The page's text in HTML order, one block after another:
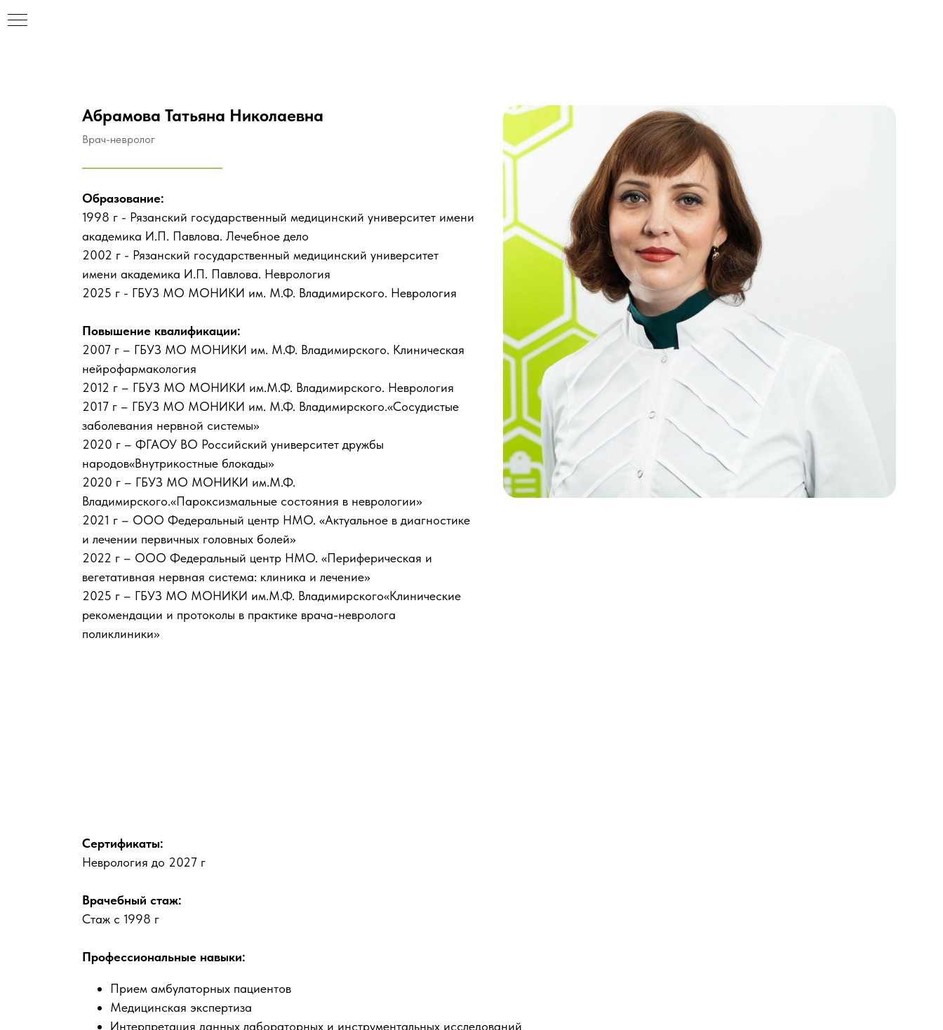
Абрамова Татьяна Николаевна
Врач-невролог
Образование:
1998 г - Рязанский государственный медицинский университет имени
академика И.П. Павлова. Лечебное дело
2002 г - Рязанский государственный медицинский университет
имени академика И.П. Павлова. Неврология
2025 г - ГБУЗ МО МОНИКИ им. М.Ф. Владимирского. Неврология
Повышение квалификации:
2007 г – ГБУЗ МО МОНИКИ им. М.Ф. Владимирского. Клиническая
нейрофармакология
2012 г – ГБУЗ МО МОНИКИ им.М.Ф. Владимирского. Неврология
2017 г – ГБУЗ МО МОНИКИ им. М.Ф. Владимирского.«Сосудистые
заболевания нервной системы»
2020 г – ФГАОУ ВО Российский университет дружбы
народов«Внутрикостные блокады»
2020 г – ГБУЗ МО МОНИКИ им.М.Ф.
Владимирского.«Пароксизмальные состояния в неврологии»
2021 г – ООО Федеральный центр НМО. «Актуальное в диагностике
и лечении первичных головных болей»
2022 г – ООО Федеральный центр НМО. «Периферическая и
вегетативная нервная система: клиника и лечение»
2025 г – ГБУЗ МО МОНИКИ им.М.Ф. Владимирского«Клинические
рекомендации и протоколы в практике врача-невролога
поликлиники»
Сертификаты:
Неврология до 2027 г
Врачебный стаж:
Стаж с 1998 г
Профессиональные навыки:
Прием амбулаторных пациентов
Медицинская экспертиза
Интерпретация данных лабораторных и инструментальных исследований